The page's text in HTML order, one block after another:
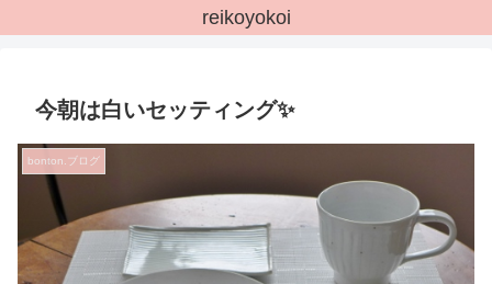
reikoyokoi
今朝は白いセッティング✨
bonton.ブログ